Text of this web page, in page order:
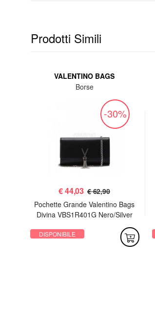
Prodotti Simili
VALENTINO BAGS
Borse
-30%
€44,03 € 62,90
Pochette Grande Valentino Bags
Divina VBS1R401G Nero/Silver
DISPONIBILE